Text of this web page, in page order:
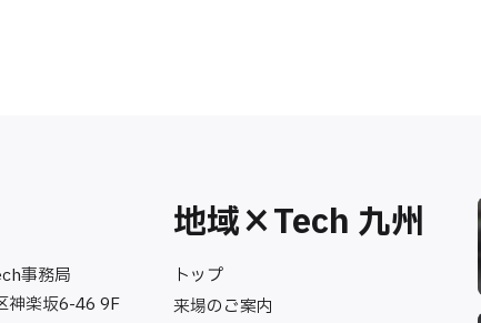
事務局
神楽坂6-46 9F
地域×Tech 九州
トップ
来場のご案内